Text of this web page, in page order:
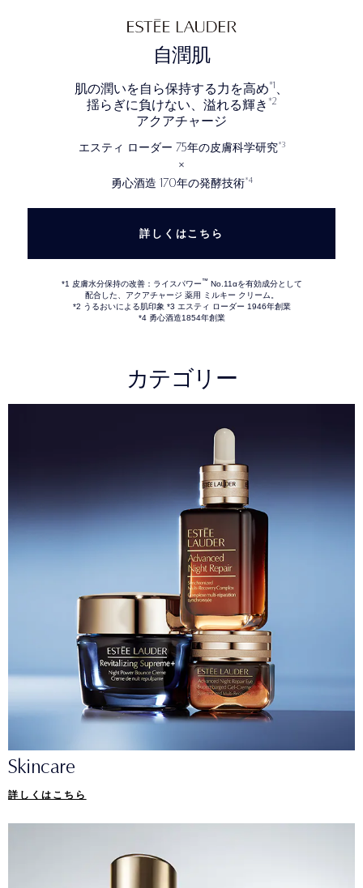
自潤肌
肌の潤いを自ら保持する力を高め*1
揺らぎに負けない、溢れる輝き *2
アクアチャージ
エスティ ローダー 75年の皮膚科学研究*3
×
勇心酒造 170年の発酵技術*4
詳しくはこちら
*1 皮膚水分保持の改善：ライスパワー™No.11αを有効成分として
配合した、アクアチャージ 薬用 ミルキー クリーム。
*2 うるおいによる肌印象 *3 エスティ ローダー 1946年創業
*4 勇心酒造1854年創業
カテゴリー
Skincare
詳しくはこちら